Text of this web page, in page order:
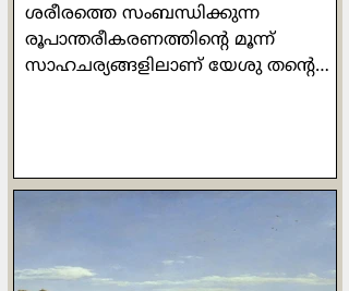
ശരീരത്തെ സംബന്ധിക്കുന്ന
രൂപാന്തരീകരണത്തിന്റെ മൂന്ന്
സാഹചര്യങ്ങളിലാണ് യേശു തൻ്റെ
മകളുടെ മുറിയിലേക്ക്
കയറുമ്പോഴാണ് ആദ്യം യേശു
എന്നീ മൂന്ന് ശിഷ്യരെ മാത്രം